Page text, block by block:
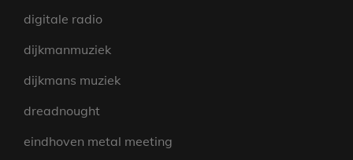
digitale radio
dijkmanmuziek
dijkmans muziek
dreadnought
eindhoven metal meeting